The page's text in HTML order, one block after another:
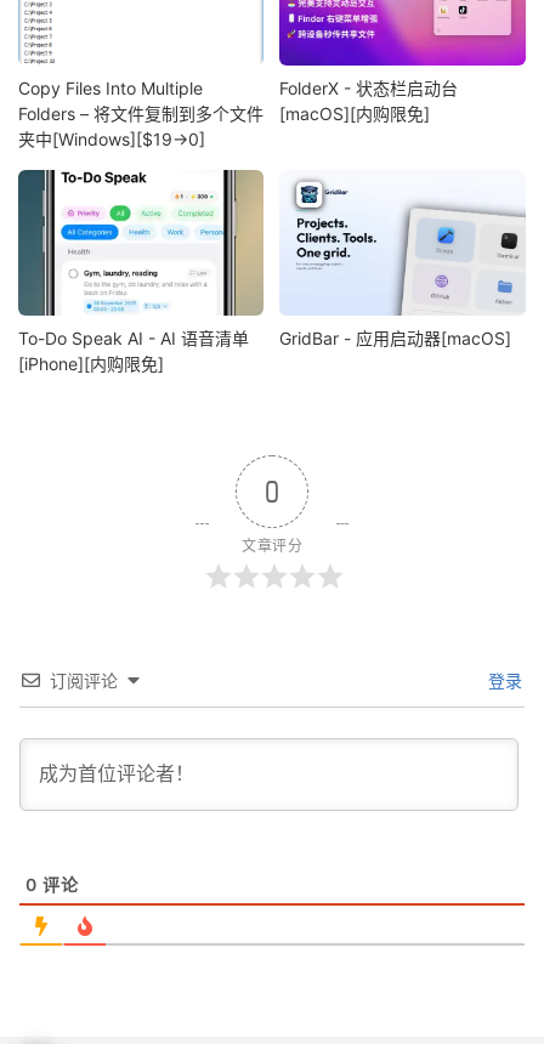
Copy Files Into Multiple
Folders – 将文件复制到多个文件
夹中[Windows][$19→0]
FolderX - 状态栏启动台
[macOS][内购限免]
To-Do Speak AI - AI 语音清单
[iPhone][内购限免]
GridBar - 应用启动器[macOS]
0
文章评分
订阅评论 登录
0 评论